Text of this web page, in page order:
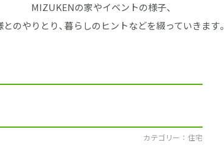
会社案内
ブログ
MIZUKENの家やイベントの様子、
とのやりとり、暮らしのヒントなどを綴っていきます。
カテゴリー ： 住宅